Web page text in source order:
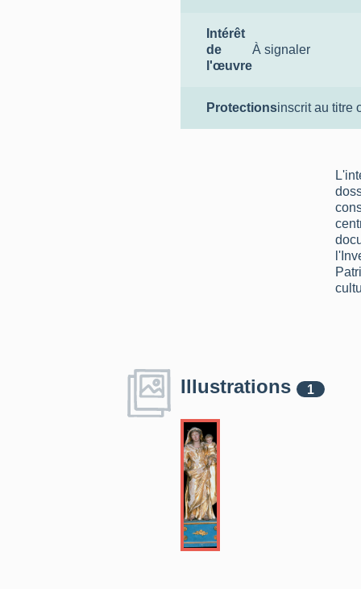
Intérêt
de
l'œuvre
À signaler
Protectionsinscrit au titre
Illustrations 1